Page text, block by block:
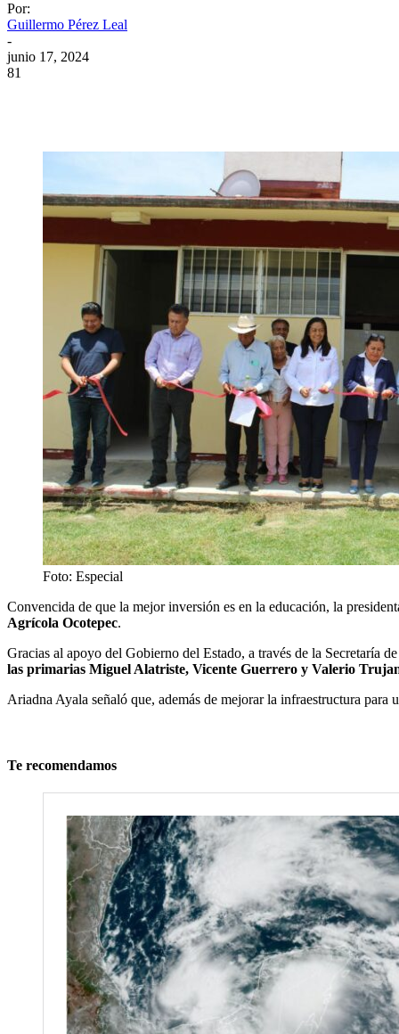
Por:
Guillermo Pérez Leal
-
junio 17, 2024
81
Foto: Especial
Convencida de que la mejor inversión es en la educación, la
Agrícola Ocotepec.
Gracias al apoyo del Gobierno del Estado, a través de la Secretaría
las primarias Miguel Alatriste, Vicente Guerrero y Valerio
Ariadna Ayala señaló que, además de mejorar la infraestructura para
Te recomendamos